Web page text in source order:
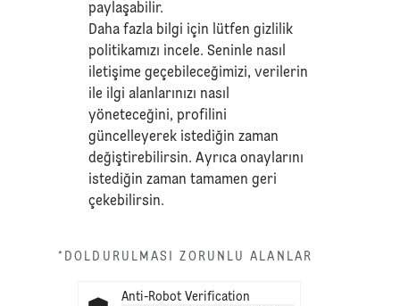
paylaşabilir.
Daha fazla bilgi için lütfengizlilik
politikamızı incele. Seninle nasıl
iletişime geçebileceğimizi, verilerin
ile ilgi alanlarınızı nasıl
yöneteceğini, profilini
güncelleyerek istediğin zaman
değiştirebilirsin. Ayrıca onaylarını
istediğin zaman tamamen geri
çekebilirsin.
*DOLDURULMASI ZORUNLU ALANLAR
Anti-Robot Verification